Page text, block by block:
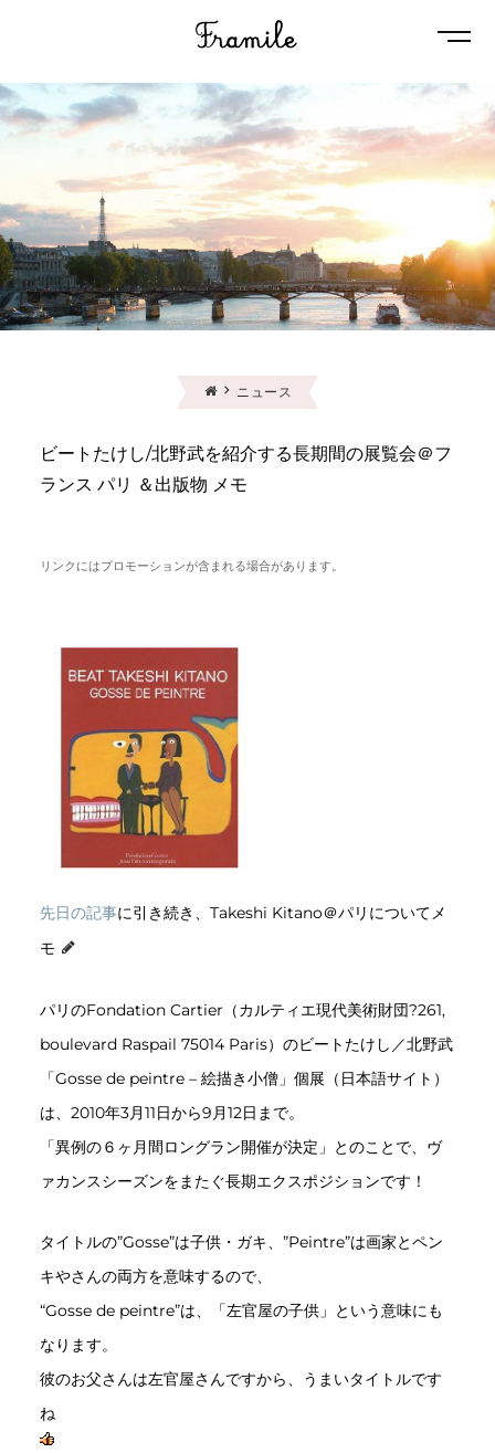
ニュース
ビートたけし/北野武を紹介する長期間の展覧会＠フ
ランス パリ ＆出版物 メモ
リンクにはプロモーションが含まれる場合があります。
先日の記事に引き続き、Takeshi Kitano＠パリについてメ
モ
パリのFondation Cartier（カルティエ現代美術財団?261,
boulevard Raspail 75014 Paris）のビートたけし／北野武
「Gosse de peintre – 絵描き小僧」個展（日本語サイト）
は、2010年3月11日から9月12日まで。
「異例の６ヶ月間ロングラン開催が決定」とのことで、ヴ
ァカンスシーズンをまたぐ長期エクスポジションです！
タイトルの”Gosse”は子供・ガキ、”Peintre”は画家とペン
キやさんの両方を意味するので、
“Gosse de peintre”は、「左官屋の子供」という意味にも
なります。
彼のお父さんは左官屋さんですから、うまいタイトルです
ね